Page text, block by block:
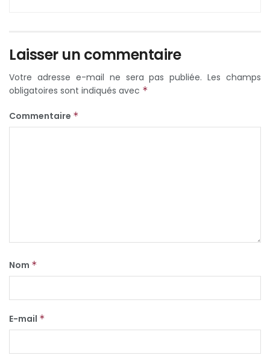
Laisser un commentaire
Votre adresse e-mail ne sera pas publiée. Les champs
obligatoires sont indiqués avec *
Commentaire *
Nom *
E-mail *